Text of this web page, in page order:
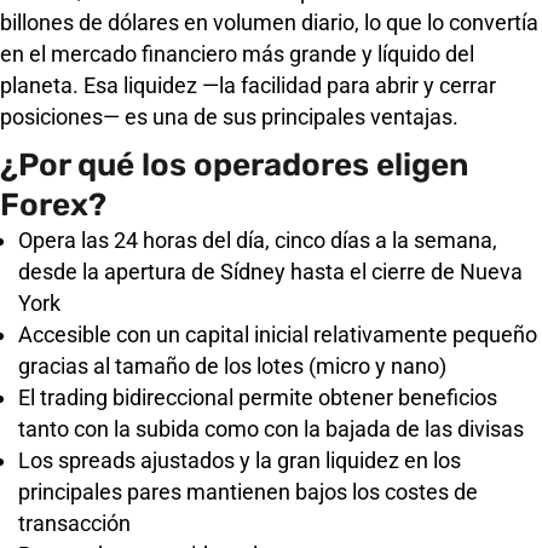
billones de dólares en volumen diario, lo que lo convertía
en el mercado financiero más grande y líquido del
planeta. Esa liquidez —la facilidad para abrir y cerrar
posiciones— es una de sus principales ventajas.
¿Por qué los operadores eligen
Forex?
Opera las 24 horas del día, cinco días a la semana,
desde la apertura de Sídney hasta el cierre de Nueva
York
Accesible con un capital inicial relativamente pequeño
gracias al tamaño de los lotes (micro y nano)
El trading bidireccional permite obtener beneficios
tanto con la subida como con la bajada de las divisas
Los spreads ajustados y la gran liquidez en los
principales pares mantienen bajos los costes de
transacción